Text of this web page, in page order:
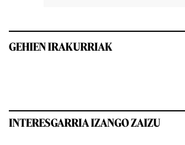
GEHIEN IRAKURRIAK
INTERESGARRIA IZANGO ZAIZU